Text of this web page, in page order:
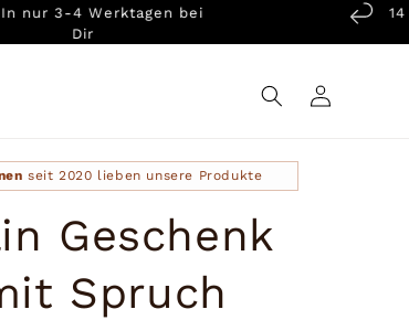
3-4 Werktagen bei
14
Einloggen
seit 2020 lieben unsere Produkte
Geschenk
Spruch